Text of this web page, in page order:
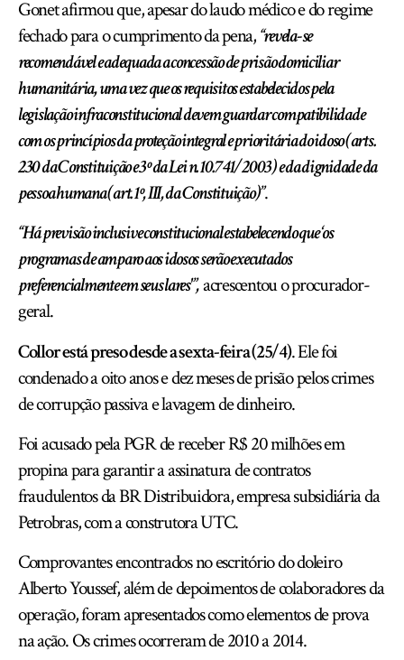
Gonet afirmou que, apesar do laudo médico e do regime
fechado para o cumprimento da pena,“revela-se
recomendável e adequada a concessão de prisão domiciliar
humanitária, uma vez que os requisitos estabelecidos pela
legislação infraconstitucional devem guardar compatibilidade
com os princípios da proteção integral e prioritária do idoso (arts.
230 da Constituição e 3º da Lei n. 10.741/2003) e da dignidade da
pessoa humana (art. 1º, III, da Constituição)”.
“Há previsão inclusive constitucional estabelecendo que ‘os
programas de amparo aos idosos serão executados
preferencialmente em seus lares'”,acrescentou o procurador-
geral.
Collor está preso desde a sexta-feira (25/4). Ele foi
condenado a oito anos e dez meses de prisão pelos crimes
de corrupção passiva e lavagem de dinheiro.
Foi acusado pela PGR de receber R$ 20 milhões em
propina para garantir a assinatura de contratos
fraudulentos da BR Distribuidora, empresa subsidiária da
Petrobras, com a construtora UTC.
Comprovantes encontrados no escritório do doleiro
Alberto Youssef, além de depoimentos de colaboradores da
operação, foram apresentados como elementos de prova
na ação. Os crimes ocorreram de 2010 a 2014.